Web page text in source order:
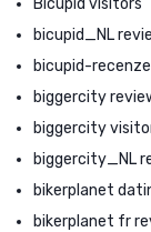
bicupid_NL
bicupid-
biggercity
biggercity
biggercity_NL
bikerplanet
bikerplanet fr